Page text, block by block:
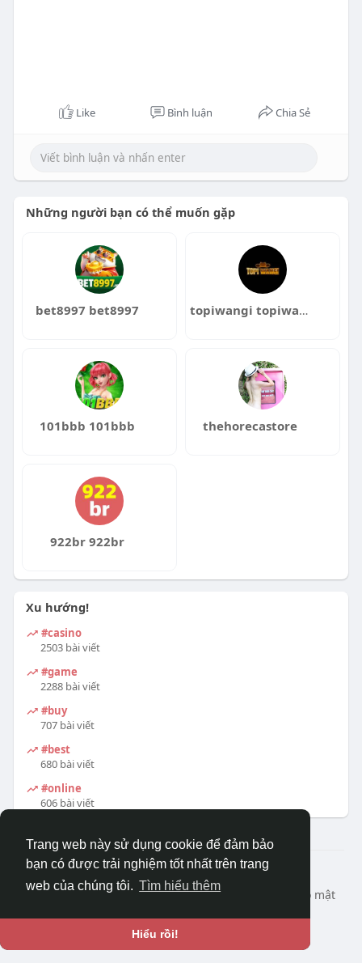
Trang web này sử dụng cookie để đảm bảo
bạn có được trải nghiệm tốt nhất trên trang
web của chúng tôi. Tìm hiểu thêm
Hiểu rồi!
Like Bình luận Chia Sẻ
Những người bạn có thể muốn gặp
bet8997 bet8997 topiwangi topiwangi
101bbb 101bbb thehorecastore
922br 922br
Xu hướng!
#casino
2503 bài viết
#game
2288 bài viết
#buy
707 bài viết
#best
680 bài viết
#online
606 bài viết
© 2026 DRVIET.COM
Nhà
Bao Quát Liên hệ chúng tôi
Chính sách bảo mật
Ngôn ngữ